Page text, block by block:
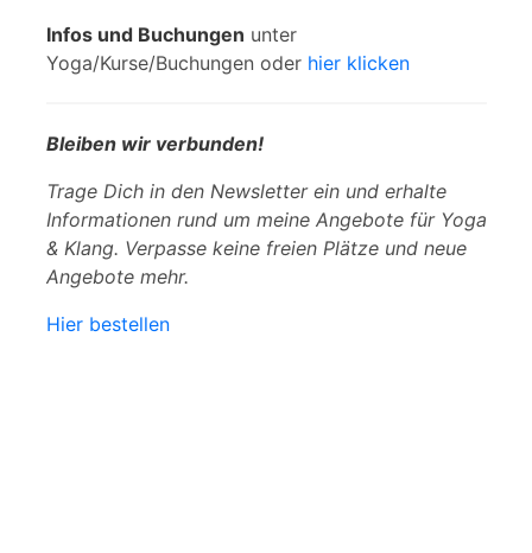
Infos und Buchungen unter
Yoga/Kurse/Buchungen oder hier klicken
Bleiben wir verbunden!
Trage Dich in den Newsletter ein und erhalte
Informationen rund um meine Angebote für Yoga
& Klang. Verpasse keine freien Plätze und neue
Angebote mehr.
Hier bestellen